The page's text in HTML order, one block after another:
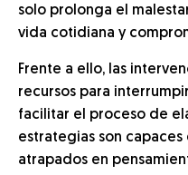
solo prolonga el
vida cotidiana y
Frente a ello, las
recursos para
facilitar el proceso de
estrategias son
atrapados en